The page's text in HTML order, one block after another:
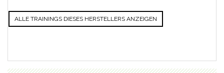
ALLE TRAININGS DIESES HERSTELLERS ANZEIGEN